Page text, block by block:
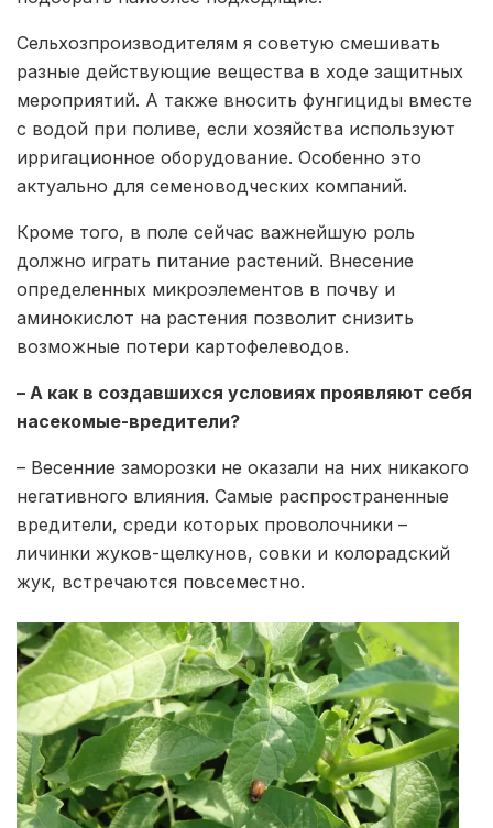
Сельхозпроизводителям я советую смешивать
разные действующие вещества в ходе защитных
мероприятий. А также вносить фунгициды вместе
с водой при поливе, если хозяйства используют
ирригационное оборудование. Особенно это
актуально для семеноводческих компаний.
Кроме того, в поле сейчас важнейшую роль
должно играть питание растений. Внесение
определенных микроэлементов в почву и
аминокислот на растения позволит снизить
возможные потери картофелеводов.
– А как в создавшихся условиях проявляют себя
насекомые-вредители?
– Весенние заморозки не оказали на них никакого
негативного влияния. Самые распространенные
вредители, среди которых проволочники –
личинки жуков-щелкунов, совки и колорадский
жук, встречаются повсеместно.